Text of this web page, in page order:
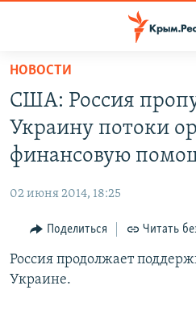
Вернуться
основному
содержанию
Вернутся
главной
Вернутся
поиску
11 ЛЕТ ОККУПАЦИИ КРЫМА. 11
ВОДА
ЕЩЕ
ИНТЕРАКТИВ
ИНФОГРАФИКА
ТЕЛЕПРОЕКТ КРЫМ.РЕАЛИИ
РАДІО СВОБОДА
КАК ОБОЙТИ БЛОКИРОВКУ
НОВОСТИ
США: Россия
Украину потоки
финансовую
02 июня 2014, 18:25
Поделиться Читать
Россия продолжает
Украине.